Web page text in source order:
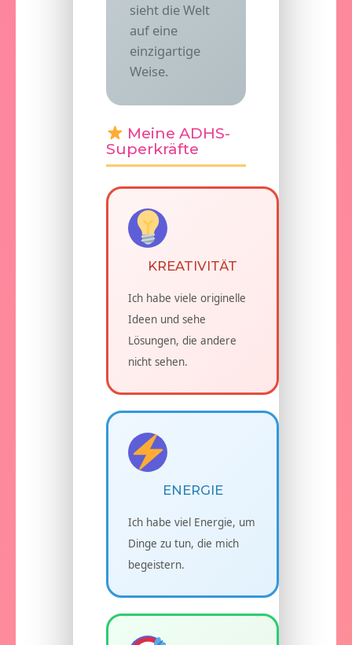
sieht die Welt
auf eine
einzigartige
Weise.
Meine ADHS-
Superkräfte
KREATIVITÄT
Ich habe viele originelle
Ideen und sehe
Lösungen, die andere
nicht sehen.
ENERGIE
Ich habe viel Energie, um
Dinge zu tun, die mich
begeistern.